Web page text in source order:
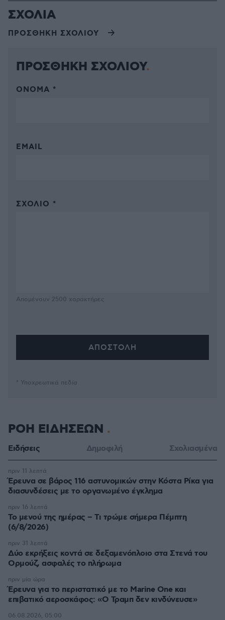
ΣΧΟΛΙΑ
ΠΡΟΣΘΗΚΗ ΣΧΟΛΙΟΥ
ΠΡΟΣΘΗΚΗ ΣΧΟΛΙΟΥ
ΌΝΟΜΑ *
EMAIL
ΣΧΌΛΙΟ *
Απομένουν 2500 χαρακτήρες
* Υποχρεωτικά πεδία
ΡΟΗ ΕΙΔΗΣΕΩΝ
Ειδήσεις Δημοφιλή Σχολιασμένα
Έρευνα σε βάρος 116 αστυνομικών στην Κόστα Ρίκα για
διασυνδέσεις με το οργανωμένο έγκλημα
πριν 11 λεπτά
Το μενού της ημέρας – Τι τρώμε σήμερα Πέμπτη
(6/8/2026)
πριν 16 λεπτά
Δύο εκρήξεις κοντά σε δεξαμενόπλοιο στα Στενά του
Ορμούζ, ασφαλές το πλήρωμα
πριν 31 λεπτά
Έρευνα για το περιστατικό με το Marine One και
επιβατικό αεροσκάφος: «Ο Τραμπ δεν κινδύνευσε»
πριν μία ώρα
06.08.2026, 05:00